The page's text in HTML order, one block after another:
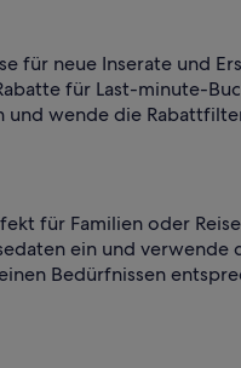
für neue Inserate und
für Last-minute-
und wende die
für Familien oder
ein und verwende
Bedürfnissen